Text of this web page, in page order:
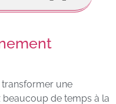
une
beaucoup de temps à la